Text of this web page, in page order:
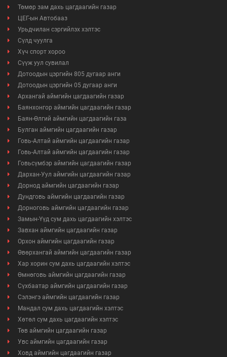
Төмөр зам дахь цагдаагийн газар
ЦЕГ-ын Автобааз
Урьдчилан сэргийлэх хэлтэс
Сүлд чуулга
Хүч спорт хороо
Сүүж уул сувилал
Дотоодын цэргийн 805 дугаар анги
Дотоодын цэргийн 05 дугаар анги
Архангай аймгийн цагдаагийн газар
Баянхонгор аймгийн цагдаагийн газар
Баян-Өлгий аймгийн цагдаагийн газа
Булган аймгийн цагдаагийн газар
Говь-Алтай аймгийн цагдаагийн газар
Говь-Алтай аймгийн цагдаагийн газар
Говьсүмбэр аймгийн цагдаагийн газар
Дархан-Уул аймгийн цагдаагийн газар
Дорнод аймгийн цагдаагийн газар
Дундговь аймгийн цагдаагийн газар
Дорноговь аймгийн цагдаагийн газар
Замын-Үүд сум дахь цагдаагийн хэлтэс
Завхан аймгийн цагдаагийн газар
Орхон аймгийн цагдаагийн газар
Өвөрхангай аймгийн цагдаагийн газар
Хар хорин сум дахь цагдаагийн хэлтэс
Өмнөговь аймгийн цагдаагийн газар
Сүхбаатар аймгийн цагдаагийн газар
Сэлэнгэ аймгийн цагдаагийн газар
Мандал сум дахь цагдаагийн хэлтэс
Хөтөл сум дахь цагдаагийн хэлтэс
Төв аймгийн цагдаагийн газар
Увс аймгийн цагдаагийн газар
Ховд аймгийн цагдаагийн газар